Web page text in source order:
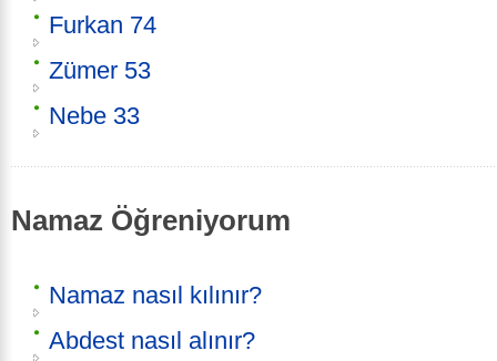
Furkan 74
Zümer 53
Nebe 33
Namaz Öğreniyorum
Namaz nasıl kılınır?
Abdest nasıl alınır?